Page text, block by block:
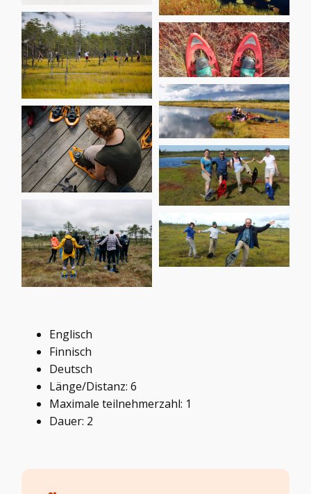
Englisch
Finnisch
Deutsch
Länge/Distanz: 6
Maximale teilnehmerzahl: 1
Dauer: 2